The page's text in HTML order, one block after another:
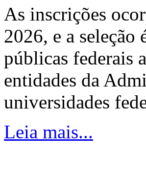
As inscrições
2026, e a seleção
públicas federais
entidades da
universidades
Leia mais...